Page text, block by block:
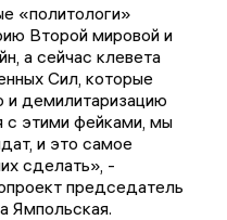
«политологи»
Второй мировой и
а сейчас клевета
Сил, которые
и демилитаризацию
с этими фейками, мы
и это самое
сделать», -
председатель
Ямпольская.